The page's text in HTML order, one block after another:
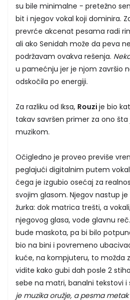
su bile minimalne - pretežno
bit i njegov vokal koji dominira.
prevrće akcenat pesama radi
ali ako Senidah može da peva
podržavam ovakva rešenja.
u pamećnju jer je njom završio
odskočila po energiji.
Za razliku od Iksa, Rouzi je bio
takav savršen primer za ono
muzikom.
Očigledno je proveo previše
peglajući digitalnim putem
čega je izgubio osećaj za
svojim glasom. Njegov nastup
žurka: dok matrica trešti, a
njegovog glasa, vode glavnu
bude maskota, pa bi bilo
bio na bini i povremeno
kuće, na kompjuteru, to možda
vidite kako gubi dah posle 2
sebe na matri, banalni tekstovi i
je muzika oružje, a pesma metak